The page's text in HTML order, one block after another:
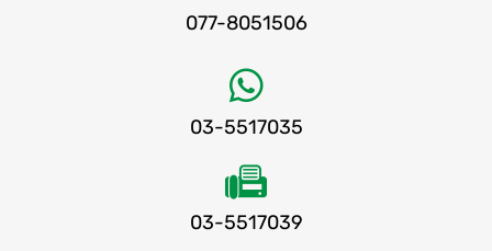
077-8051506
03-5517035
03-5517039